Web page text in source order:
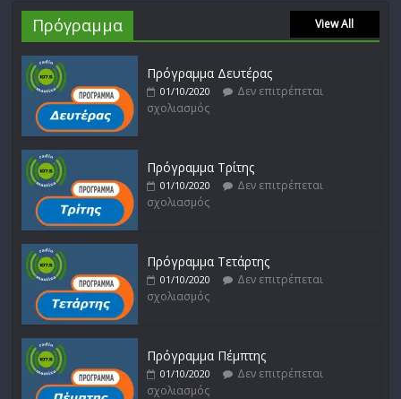
Πρόγραμμα View All
Πρόγραμμα Δευτέρας
01/10/2020
Δεν επιτρέπεται
σχολιασμός
Πρόγραμμα Τρίτης
01/10/2020
Δεν επιτρέπεται
σχολιασμός
Πρόγραμμα Τετάρτης
01/10/2020
Δεν επιτρέπεται
σχολιασμός
Πρόγραμμα Πέμπτης
01/10/2020
Δεν επιτρέπεται
σχολιασμός